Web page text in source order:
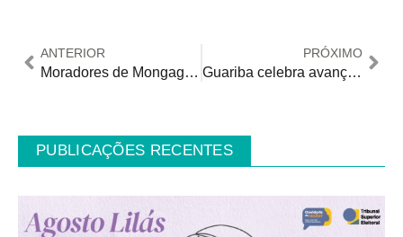
ANTERIOR
Moradores de Mongaguá constroem rampa de acessibilidade com dinheiro próprio em praia
PRÓXIMO
Guariba celebra avanços na Educação em evento do Instituto Ayrton Senna
PUBLICAÇÕES RECENTES